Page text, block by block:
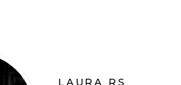
LAURA RS